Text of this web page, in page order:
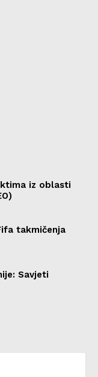
iz oblasti
takmičenja
Savjeti